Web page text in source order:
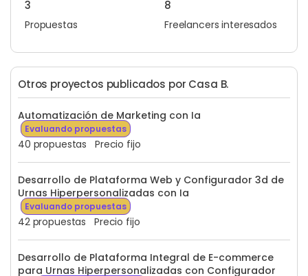
3
Propuestas
8
Freelancers interesados
Otros proyectos publicados por Casa B.
Automatización de Marketing con Ia
Evaluando propuestas
40 propuestas Precio fijo
Desarrollo de Plataforma Web y Configurador 3d de
Urnas Hiperpersonalizadas con Ia
Evaluando propuestas
42 propuestas Precio fijo
Desarrollo de Plataforma Integral de E-commerce
para Urnas Hiperpersonalizadas con Configurador